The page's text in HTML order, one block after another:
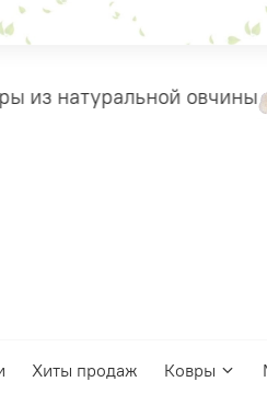
из натуральной овчины
Хиты продаж Ковры